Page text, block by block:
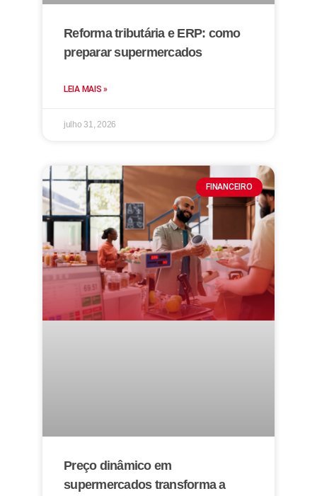
Reforma tributária e ERP: como
preparar supermercados
LEIA MAIS »
julho 31, 2026
FINANCEIRO
Preço dinâmico em
supermercados transforma a